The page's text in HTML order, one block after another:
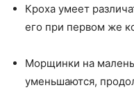
Кроха умеет
его при первом же
Морщинки на
уменьшаются,